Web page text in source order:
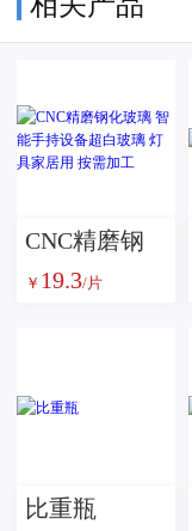
CNC精磨钢
化玻璃 智能
家居用 按需
￥ 19.3/片
比重瓶